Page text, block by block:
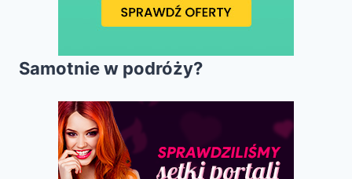
Samotnie w podróży?